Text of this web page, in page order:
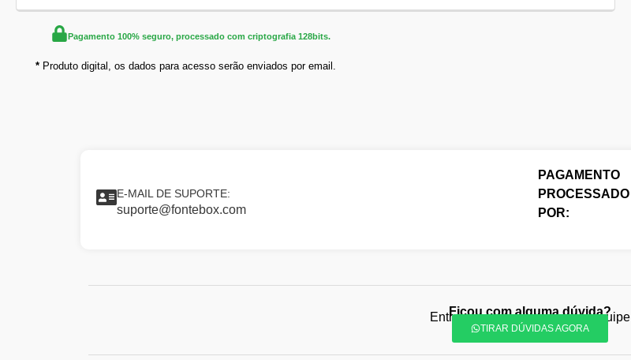
Pagamento 100% seguro, processado com criptografia 128bits.
*Produto digital, os dados para acesso serão enviados por email.
E-MAIL DE SUPORTE:
suporte@fontebox.com
PAGAMENTO
PROCESSADO
POR:
Ficou com alguma dúvida?
Entre em contato com nossa equipe
TIRAR DÚVIDAS AGORA